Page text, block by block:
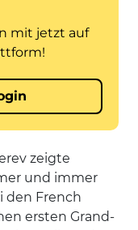
zeigte
und immer
den French
ersten Grand-